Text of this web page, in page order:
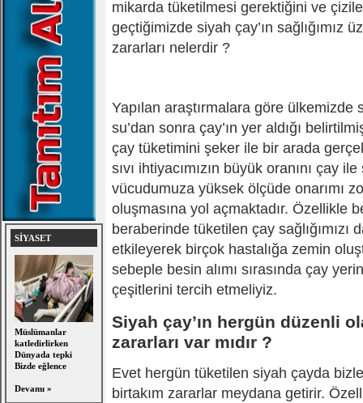
SİYASET
Müslümanlar
katledirlirken
Dünyada tepki
Bizde eğlence
Devamı »
mikarda tüketilmesi gerektiğini ve
geçtiğimizde siyah çay’ın sağlığımız
zararları nelerdir ?
Yapılan araştırmalara göre ülkemizde
su’dan sonra çay’ın yer aldığı
çay tüketimini şeker ile bir arada
sıvı ihtiyacımızın büyük oranını çay
vücudumuza yüksek ölçüde onarımı
oluşmasına yol açmaktadır. Özellikle
beraberinde tüketilen çay sağlığımızı
etkileyerek birçok hastalığa zemin
sebeple besin alımı sırasında çay
çeşitlerini tercih etmeliyiz.
Siyah çay’ın hergün düzenli
zararları var mıdır ?
Evet hergün tüketilen siyah çayda
birtakım zararlar meydana getirir.